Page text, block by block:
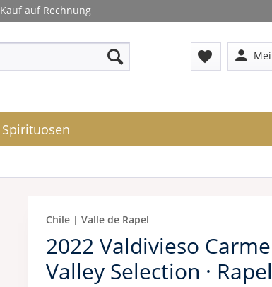
Kauf auf Rechnung
favorite person
Spirituosen
Chile | Valle de Rapel
2022 Valdivieso
Valley Selection ·